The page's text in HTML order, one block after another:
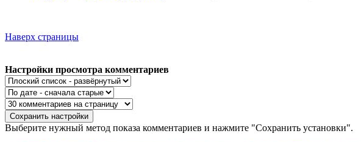
Наверх страницы
Настройки просмотра комментариев
Выберите нужный метод показа комментариев и нажмите "Сохранить установки".